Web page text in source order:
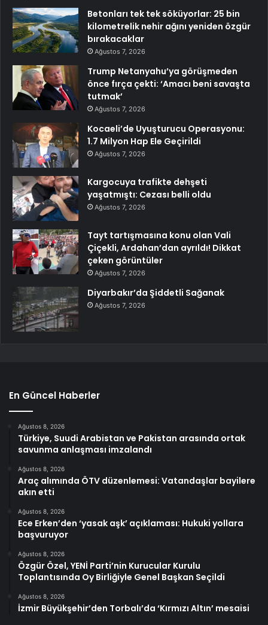
Betonları tek tek söküyorlar: 25 bin
kilometrelik nehir ağını yeniden özgür
bırakacaklar
Ağustos 7, 2026
Trump Netanyahu’ya görüşmeden
önce fırça çekti: ‘Amacı beni savaşta
tutmak’
Ağustos 7, 2026
Kocaeli’de Uyuşturucu Operasyonu:
1.7 Milyon Hap Ele Geçirildi
Ağustos 7, 2026
Kargocuya trafikte dehşeti
yaşatmıştı: Cezası belli oldu
Ağustos 7, 2026
Tayt tartışmasına konu olan Vali
Çiçekli, Ardahan’dan ayrıldı! Dikkat
çeken görüntüler
Ağustos 7, 2026
Diyarbakır’da Şiddetli Sağanak
Ağustos 7, 2026
En Güncel Haberler
Ağustos 8, 2026
Türkiye, Suudi Arabistan ve Pakistan arasında ortak
savunma anlaşması imzalandı
Ağustos 8, 2026
Araç alımında ÖTV düzenlemesi: Vatandaşlar bayilere
akın etti
Ağustos 8, 2026
Ece Erken’den ‘yasak aşk’ açıklaması: Hukuki yollara
başvuruyor
Ağustos 8, 2026
Özgür Özel, YENİ Parti’nin Kurucular Kurulu
Toplantısında Oy Birliğiyle Genel Başkan Seçildi
Ağustos 8, 2026
İzmir Büyükşehir’den Torbalı’da ‘Kırmızı Altın’ mesaisi